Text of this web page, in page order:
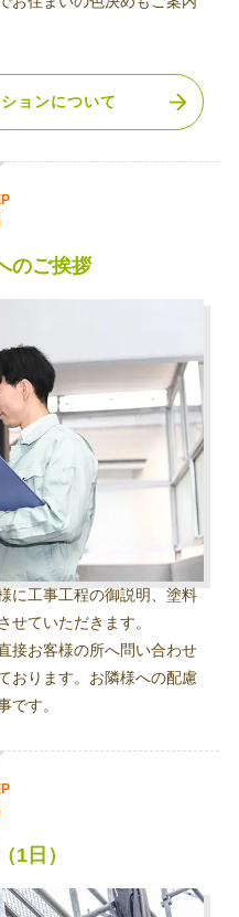
ョンについて
のご挨拶
に工事工程の御説明、塗料
せていただきます。
接お客様の所へ問い合わせ
おります。お隣様への配慮
です。
1日）